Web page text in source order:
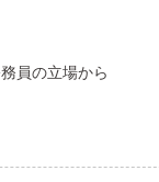
員の立場から